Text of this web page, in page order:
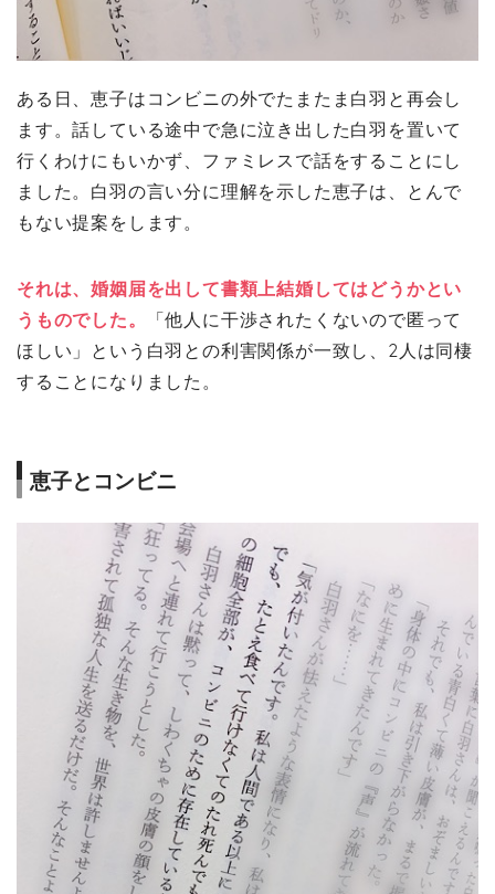
ある日、恵子はコンビニの外でたまたま白羽と再会し
ます。話している途中で急に泣き出した白羽を置いて
行くわけにもいかず、ファミレスで話をすることにし
ました。白羽の言い分に理解を示した恵子は、とんで
もない提案をします。
それは、婚姻届を出して書類上結婚してはどうかとい
うものでした。
「他人に干渉されたくないので匿って
ほしい」という白羽との利害関係が一致し、2人は同棲
することになりました。
恵子とコンビニ